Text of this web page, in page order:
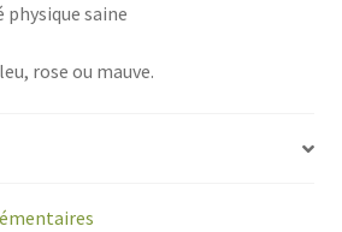
physique saine
rose ou mauve.